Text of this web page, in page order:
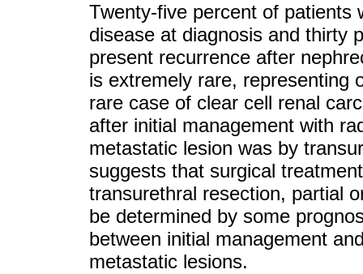
Twenty-five percent of patients
disease at diagnosis and thirty
present recurrence after
is extremely rare, representing
rare case of clear cell renal
after initial management with
metastatic lesion was by
suggests that surgical
transurethral resection, partial
be determined by some
between initial management
metastatic lesions.